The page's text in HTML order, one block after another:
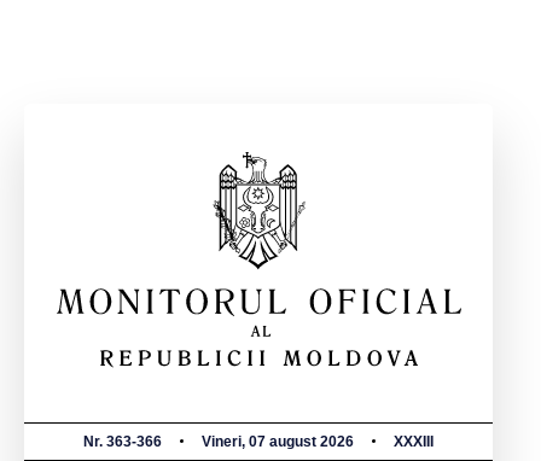
Nr. 363-366 Vineri, 07 august 2026 XXXIII